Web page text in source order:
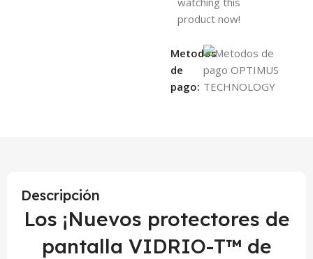
product now!
Metodos
de
pago:
Descripción
Los ¡Nuevos protectores de
pantalla VIDRIO-T™ de